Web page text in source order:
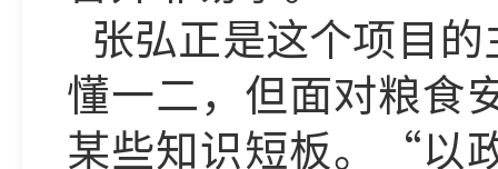
张弘正是这个项目
懂一二，但面对粮食
某些知识短板。
“以